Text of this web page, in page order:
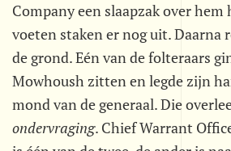
Company een slaapzak over
voeten staken er nog uit. Daarna
de grond. Eén van de folteraars
Mowhoush zitten en legde zijn
mond van de generaal. Die
ondervraging. Chief Warrant